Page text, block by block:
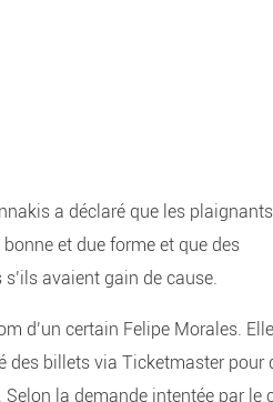
a déclaré que les plaignants
et due forme et que des
avaient gain de cause.
d’un certain Felipe Morales. Elle
des billets via Ticketmaster pour
la demande intentée par le